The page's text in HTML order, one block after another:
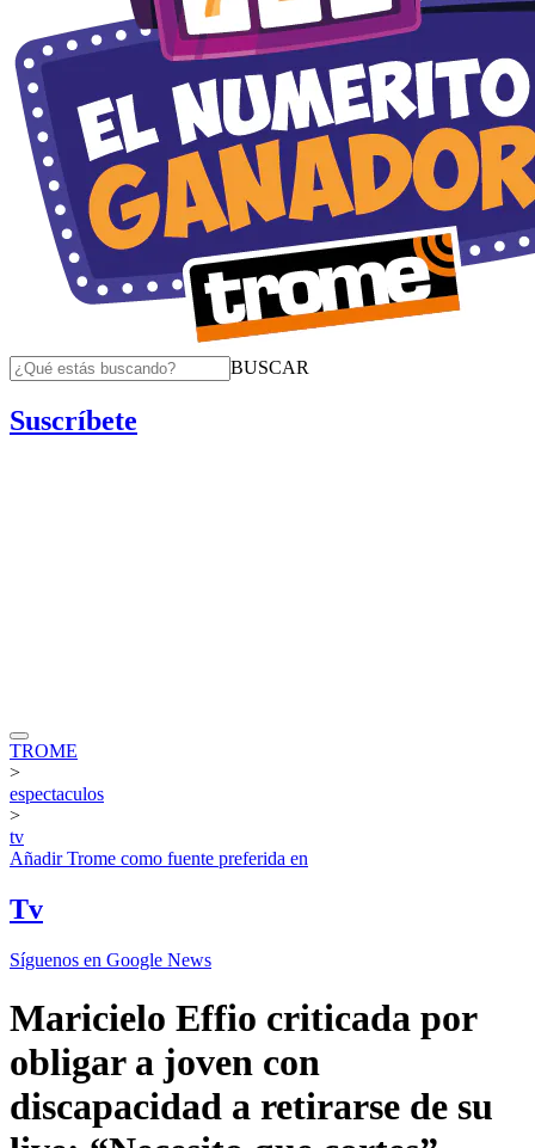
BUSCAR
Suscríbete
TROME
>
espectaculos
>
tv
AñadirTrome como fuente preferida en
Tv
Síguenos en Google News
Maricielo Effio criticada por
obligar a joven con
discapacidad a retirarse de su